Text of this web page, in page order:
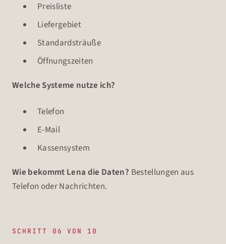
Preisliste
Liefergebiet
Standardsträuße
Öffnungszeiten
Welche Systeme nutze ich?
Telefon
E-Mail
Kassensystem
Wie bekommt Lena die Daten? Bestellungen aus
Telefon oder Nachrichten.
SCHRITT 06 VON 10